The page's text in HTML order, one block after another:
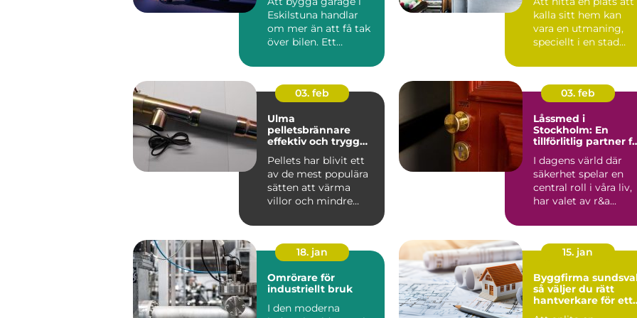
Eskilstuna handlar
om mer än att få tak
över bilen. Ett
ger try...
kalla sitt hem kan
vara en utmaning,
speciellt i en stad
g...
03. feb
Ulma
pelletsbrännare
effektiv och trygg
Pellets har blivit ett
av de mest populära
sätten att värma
villor och mindre
03. feb
Låssmed i
Stockholm: En
tillförlitlig partner
I dagens värld där
säkerhet spelar en
central roll i våra liv,
har valet av r&a...
18. jan
Omrörare för
industriellt bruk
I den moderna
15. jan
Byggfirma
så väljer du rätt
hantverkare för ett